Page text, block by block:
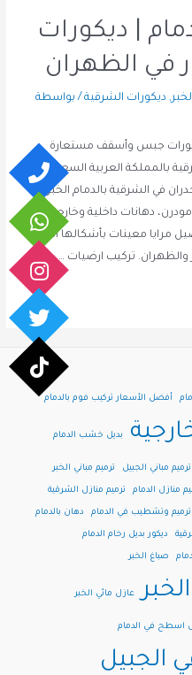
| ديكورات
في الظهران
, ديكورات الشرقية / بواسطة
جبس وأسقف مستعارة
بالمملكة العربية السعودية.
في الشرقية بالدمام الخبر
دهانات داخلية وخارجية
مرايا معينات بأشكالها الحديثة
والظهران. تركيب ارضيات …
أفضل الأسعار تركيب فوم بالدمام
بديل خشب الدمام
ترميم مباني الجبيل ترميم مباني الخبر
منازل الدمام ترميم منازل الشرقية
ترميم وتشطيب في الدمام دهان بالدمام
ديكور بديل رخام الدمام
صباغ الخبر
عازل مائي الخبر
اسطح في الدمام
الجبيل